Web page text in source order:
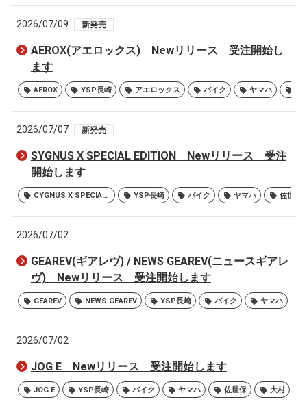
2026/07/09 新発売
AEROX(アエロックス) Newリリース 受注開始し
ます
AEROX YSP長崎 アエロックス バイク ヤマハ
2026/07/07 新発売
SYGNUS X SPECIAL EDITION Newリリース 受注
開始します
CYGNUS X SPECIAL EDITION YSP長崎 バイク ヤマハ 佐世保
2026/07/02
GEAREV(ギアレヴ) / NEWS GEAREV(ニュースギアレ
ヴ) Newリリース 受注開始します
GEAREV NEWS GEAREV YSP長崎 バイク ヤマハ
2026/07/02
JOG E Newリリース 受注開始します
JOG E YSP長崎 バイク ヤマハ 佐世保 大村